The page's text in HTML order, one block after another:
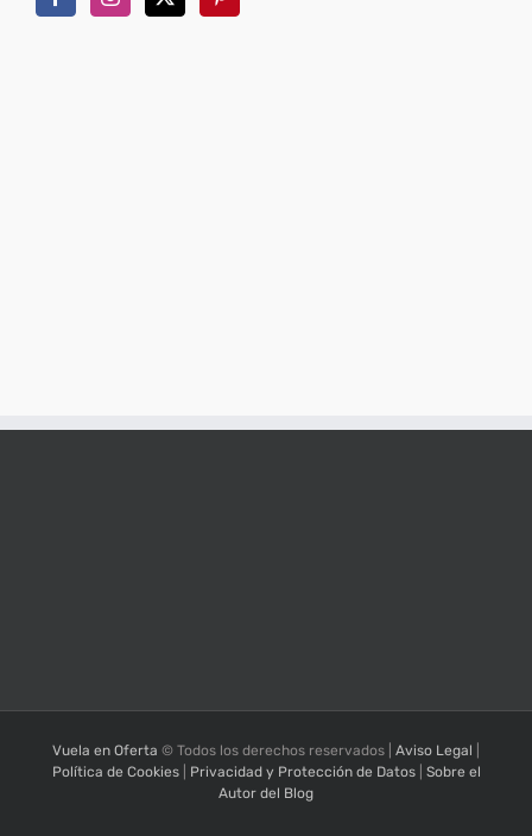
Vuela en Oferta © Todos los derechos reservados | Aviso Legal
Política de Cookies| Privacidad y Protección de Datos| Sobre el
Autor del Blog